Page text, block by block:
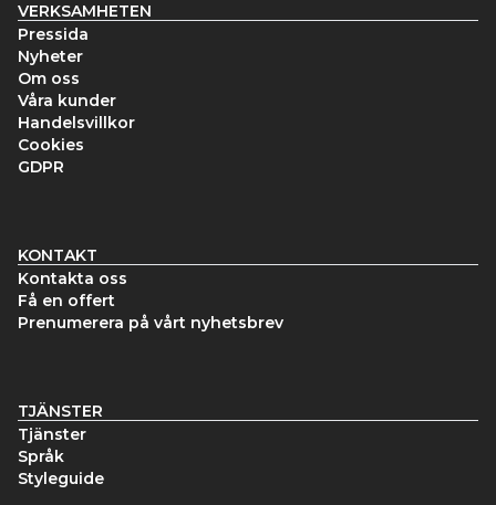
VERKSAMHETEN
Pressida
Nyheter
Om oss
Våra kunder
Handelsvillkor
Cookies
GDPR
KONTAKT
Kontakta oss
Få en offert
Prenumerera på vårt nyhetsbrev
TJÄNSTER
Tjänster
Språk
Styleguide